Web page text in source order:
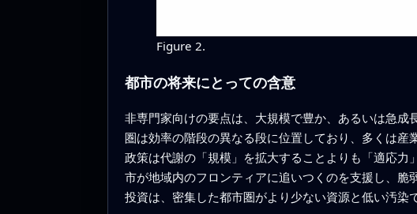
Figure 2.
都市の将来にとっての含意
非専門家向けの要点は、大規模で豊か、あるいは急
圏は効率の階段の異なる段に位置しており、多くは産
政策は代謝の「規模」を拡大することよりも「適応
市が地域内のフロンティアに追いつくのを支援し、
投資は、密集した都市圏がより少ない資源と低い汚染